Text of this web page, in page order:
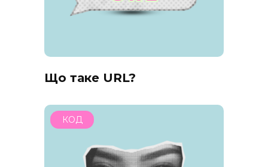
Що таке URL?
КОД